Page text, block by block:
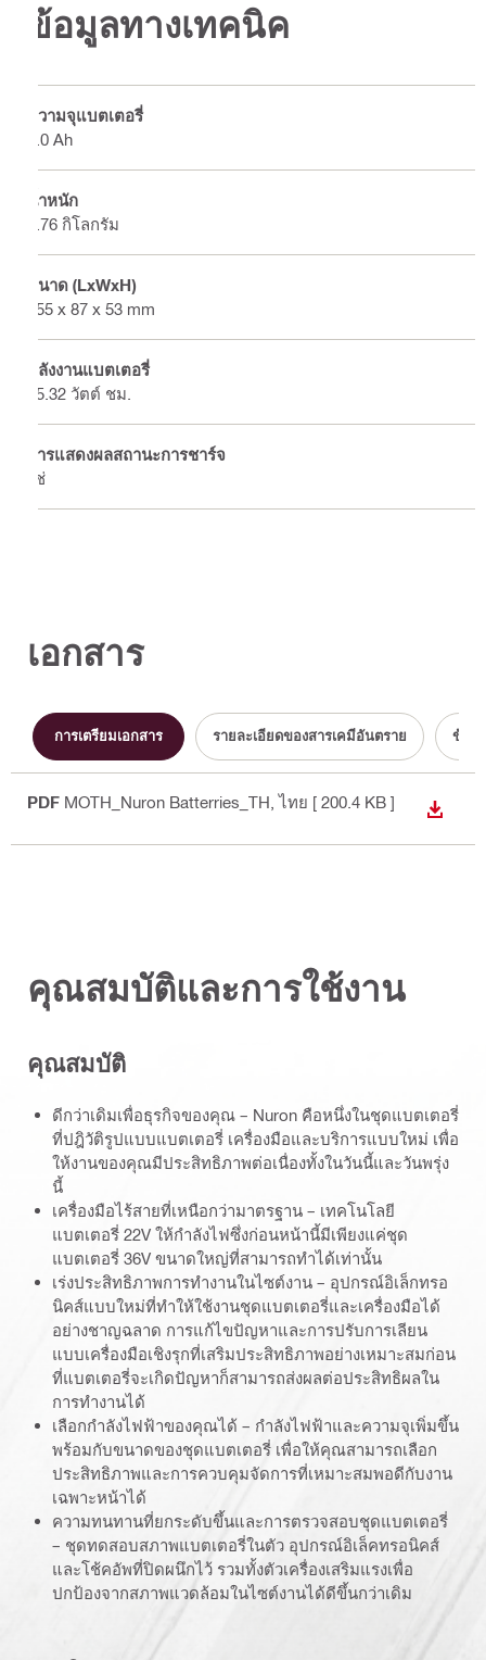
ข้อมูลทางเทคนิค
ความจุแบตเตอรี่
4.0 Ah
น้ำหนัก
0.76 กิโลกรัม
ขนาด (LxWxH)
155 x 87 x 53 mm
พลังงานแบตเตอรี่
85.32 วัตต์ ชม.
การแสดงผลสถานะการชาร์จ
ใช่
เอกสาร
การเตรียมเอกสาร รายละเอียดของสารเคมีอันตราย ข้อมู
PDF MOTH_Nuron Batterries_TH , ไทย [ 200.4 KB ]
คุณสมบัติและการใช้งาน
คุณสมบัติ
ดีกว่าเดิมเพื่อธุรกิจของคุณ – Nuron คือหนึ่งในชุดแบตเตอรี่
ที่ปฎิวัติรูปแบบแบตเตอรี่ เครื่องมือและบริการแบบใหม่ เพื่อ
ให้งานของคุณมีประสิทธิภาพต่อเนื่องทั้งในวันนี้และวันพรุ่ง
นี้
เครื่องมือไร้สายที่เหนือกว่ามาตรฐาน – เทคโนโลยี
แบตเตอรี่ 22V ให้กำลังไฟซึ่งก่อนหน้านี้มีเพียงแค่ชุด
แบตเตอรี่ 36V ขนาดใหญ่ที่สามารถทำได้เท่านั้น
เร่งประสิทธิภาพการทำงานในไซต์งาน – อุปกรณ์อิเล็กทรอ
นิคส์แบบใหม่ที่ทำให้ใช้งานชุดแบตเตอรี่และเครื่องมือได้
อย่างชาญฉลาด การแก้ไขปัญหาและการปรับการเลียน
แบบเครื่องมือเชิงรุกที่เสริมประสิทธิภาพอย่างเหมาะสมก่อน
ที่แบตเตอรี่จะเกิดปัญหาก็สามารถส่งผลต่อประสิทธิผลใน
การทำงานได้
เลือกกำลังไฟฟ้าของคุณได้ – กำลังไฟฟ้าและความจุเพิ่มขึ้น
พร้อมกับขนาดของชุดแบตเตอรี่ เพื่อให้คุณสามารถเลือก
ประสิทธิภาพและการควบคุมจัดการที่เหมาะสมพอดีกับงาน
เฉพาะหน้าได้
ความทนทานที่ยกระดับขึ้นและการตรวจสอบชุดแบตเตอรี่
– ชุดทดสอบสภาพแบตเตอรี่ในตัว อุปกรณ์อิเล็คทรอนิคส์
และโช้คอัพที่ปิดผนึกไว้ รวมทั้งตัวเครื่องเสริมแรงเพื่อ
ปกป้องจากสภาพแวดล้อมในไซต์งานได้ดีขึ้นกว่าเดิม